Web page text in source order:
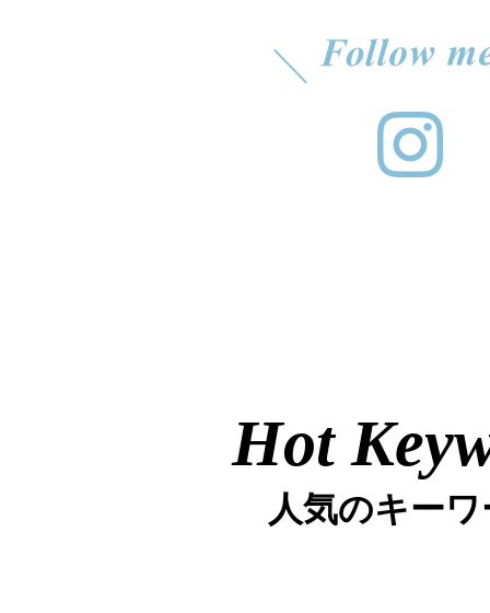
Hot
人気のキー